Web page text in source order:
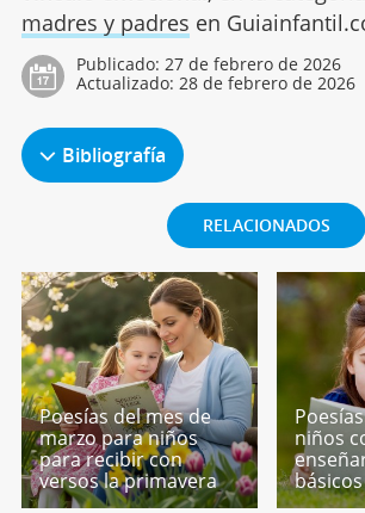
madres y padres en
Publicado: 27 de febrero de 2026
Actualizado: 28 de febrero de 2026
Bibliografía
RELACIONADOS
Poesías del mes de
marzo para niños
para recibir con
versos la primavera
niños
básicos